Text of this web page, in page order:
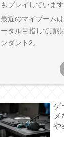
もプレイしています
最近のマイブーム
ータル目指して頑
ンダント2。
ゲ
や